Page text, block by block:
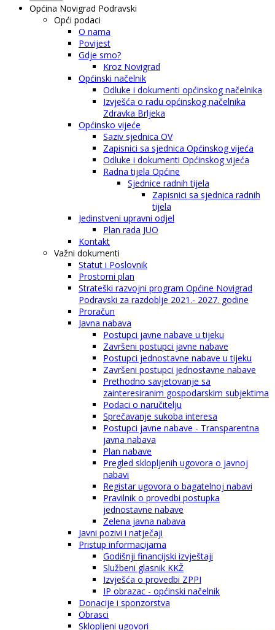
Općina Novigrad Podravski
Opći podaci
O nama
Povijest
Gdje smo?
Kroz Novigrad
Općinski načelnik
Odluke i dokumenti općinskog načelnika
Izvješća o radu općinskog načelnika
Zdravka Brljeka
Općinsko vijeće
Saziv sjednica OV
Zapisnici sa sjednica Općinskog vijeća
Odluke i dokumenti Općinskog vijeća
Radna tijela Općine
Sjednice radnih tijela
Zapisnici sa sjednica radnih
tijela
Jedinstveni upravni odjel
Plan rada JUO
Kontakt
Važni dokumenti
Statut i Poslovnik
Prostorni plan
Strateški razvojni program Općine Novigrad
Podravski za razdoblje 2021.- 2027. godine
Proračun
Javna nabava
Postupci javne nabave u tijeku
Završeni postupci javne nabave
Postupci jednostavne nabave u tijeku
Završeni postupci jednostavne nabave
Prethodno savjetovanje sa
zainteresiranim gospodarskim subjektima
Podaci o naručitelju
Sprečavanje sukoba interesa
Postupci javne nabave - Transparentna
javna nabava
Plan nabave
Pregled sklopljenih ugovora o javnoj
nabavi
Registar ugovora o bagatelnoj nabavi
Pravilnik o provedbi postupka
jednostavne nabave
Zelena javna nabava
Javni pozivi i natječaji
Pristup informacijama
Godišnji financijski izvještaji
Službeni glasnik KKŽ
Izvješća o provedbi ZPPI
IP obrazac - općinski načelnik
Donacije i sponzorstva
Obrasci
Sklopljeni ugovori